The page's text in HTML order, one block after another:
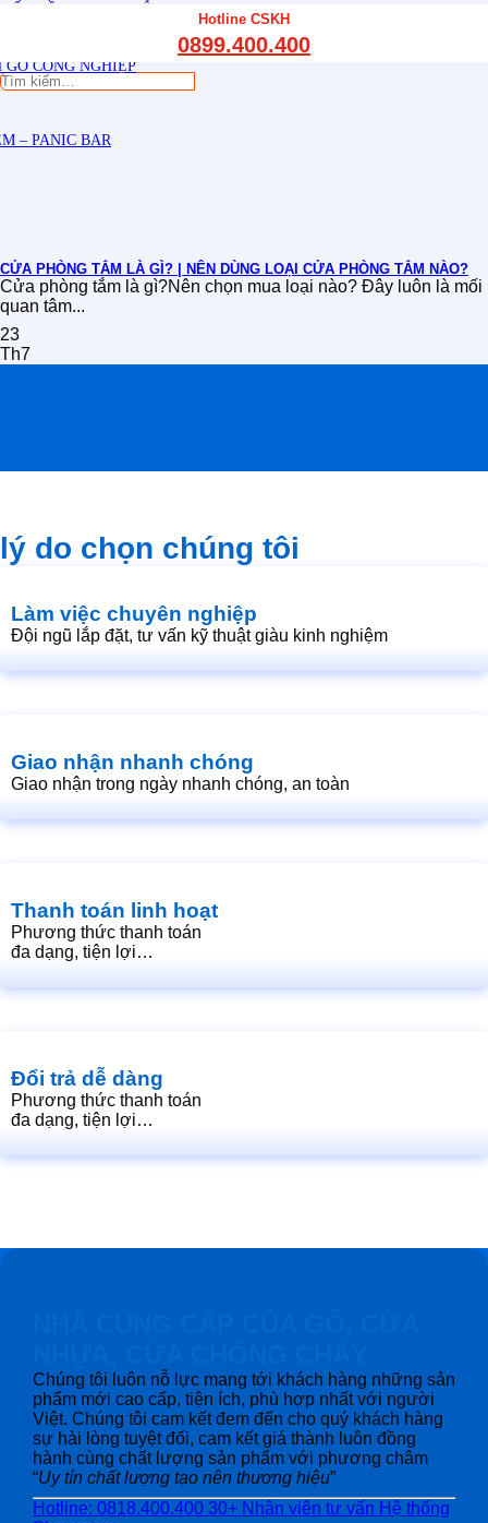
GỖ CÔNG NGHIỆP
– PANIC BAR
Hotline CSKH
0899.400.400
Tìm
CỬA PHÒNG TẮM LÀ GÌ? | NÊN DÙNG LOẠI CỬA PHÒNG TẮM NÀO?
Cửa phòng tắm là gì?Nên chọn mua loại nào? Đây luôn là mối
quan tâm...
23
Th7
lý do chọn chúng tôi
Làm việc chuyên nghiệp
Đội ngũ lắp đặt, tư vấn kỹ thuật giàu kinh nghiệm
Giao nhận nhanh chóng
Giao nhận trong ngày nhanh chóng, an toàn
Thanh toán linh hoạt
Phương thức thanh toán
đa dạng, tiện lợi…
Đổi trả dễ dàng
Phương thức thanh toán
đa dạng, tiện lợi…
Chúng tôi luôn nỗ lực mang tới khách hàng những sản
phẩm mới cao cấp, tiện ích, phù hợp nhất với người
Việt. Chúng tôi cam kết đem đến cho quý khách hàng
sự hài lòng tuyệt đối, cam kết giá thành luôn đồng
hành cùng chất lượng sản phẩm với phương châm
“Uy tín chất lượng tạo nên thương hiệu”
Hotline: 0818.400.400 30+ Nhân viên tư vấn Hệ thống